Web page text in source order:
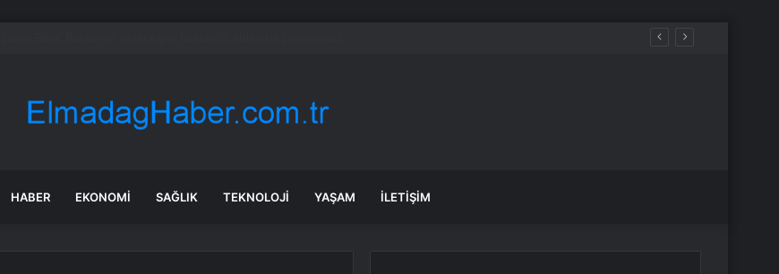
HABER EKONOMI SAĞLIK TEKNOLOJI YAŞAM İLETIŞIM